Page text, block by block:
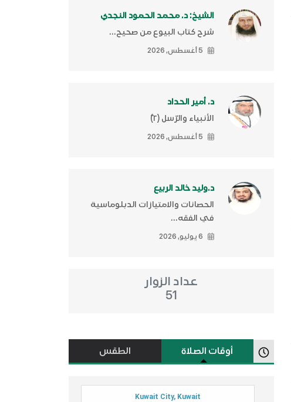
الشيخ: د. محمد الحمود النجدي
شرح كتاب البيوع من صحيح...
5 أغسطس, 2026
د. أمير الحداد
الأنبياء والرّسل (٢)ّ
5 أغسطس, 2026
د.وليد خالد الربيع
الحصانات والامتيازات الدبلوماسية
في الفقه...
6 يوليو, 2026
عداد الزوار
51
أوقات الصلاة الطقس